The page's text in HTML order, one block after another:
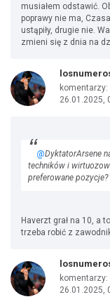
musiałem odstawić.
poprawy nie ma,
ustąpiły, drugie nie.
zmieni się z dnia na
komentarzy:
26.01.2025,
@DyktatorArsene
techników i
preferowane
Haverzt grał na 10, a
trzeba robić z
komentarzy:
26.01.2025,